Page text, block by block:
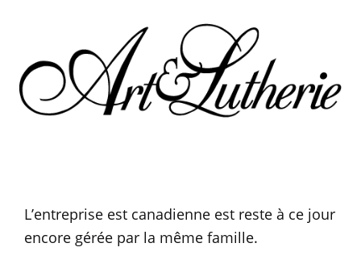
L’entreprise est canadienne est reste à ce jour
encore gérée par la même famille.